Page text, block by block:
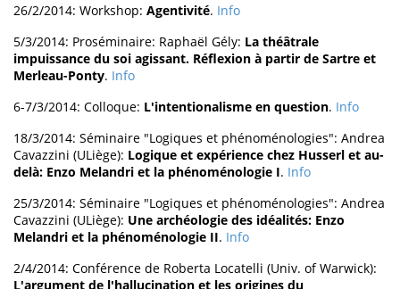
26/2/2014: Workshop: Agentivité. Info
5/3/2014: Proséminaire: Raphaël Gély: La théâtrale
impuissance du soi agissant. Réflexion à partir de Sartre et
Merleau-Ponty. Info
6-7/3/2014: Colloque: L'intentionalisme en question. Info
18/3/2014: Séminaire "Logiques et phénoménologies": Andrea
Cavazzini (ULiège): Logique et expérience chez Husserl et au-
delà: Enzo Melandri et la phénoménologie I. Info
25/3/2014: Séminaire "Logiques et phénoménologies": Andrea
Cavazzini (ULiège): Une archéologie des idéalités: Enzo
Melandri et la phénoménologie II. Info
2/4/2014: Conférence de Roberta Locatelli (Univ. of Warwick):
L'argument de l'hallucination et les origines du